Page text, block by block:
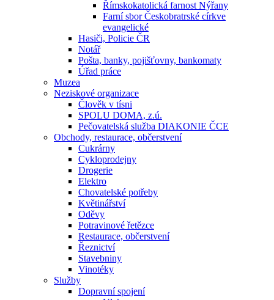
Římskokatolická farnost Nýřany
Farní sbor Českobratrské církve
evangelické
Hasiči, Policie ČR
Notář
Pošta, banky, pojišťovny, bankomaty
Úřad práce
Muzea
Neziskové organizace
Člověk v tísni
SPOLU DOMA, z.ú.
Pečovatelská služba DIAKONIE ČCE
Obchody, restaurace, občerstvení
Cukrárny
Cykloprodejny
Drogerie
Elektro
Chovatelské potřeby
Květinářství
Oděvy
Potravinové řetězce
Restaurace, občerstvení
Řeznictví
Stavebniny
Vinotéky
Služby
Dopravní spojení